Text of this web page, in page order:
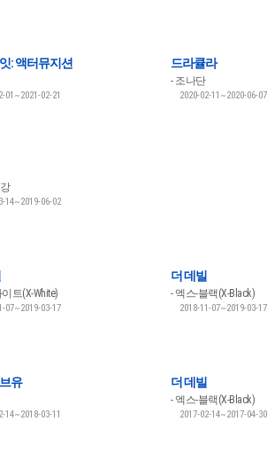
: 액터뮤지션
01~2021-02-21
드라큘라
조나단
2020-02-11~2020-06-07
14~2019-06-02
트(X-White)
07~2019-03-17
더 데빌
엑스-블랙(X-Black)
2018-11-07~2019-03-17
유
14~2018-03-11
더 데빌
엑스-블랙(X-Black)
2017-02-14~2017-04-30